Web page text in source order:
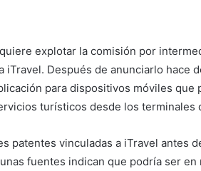
explotar la comisión por
iTravel. Después de anunciarlo hace
para dispositivos móviles que
turísticos desde los terminales
patentes vinculadas a iTravel antes
fuentes indican que podría ser